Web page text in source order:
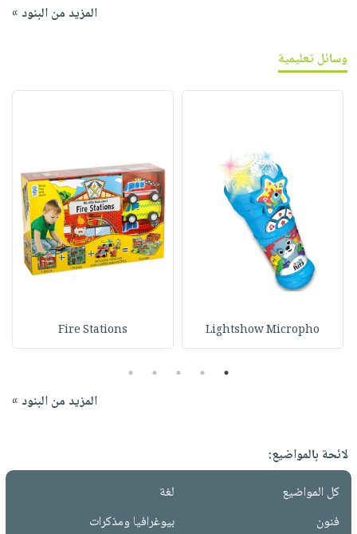
المزيد من البنود »
وسائل تعليمية
Lightshow Micropho
Fire Stations
1
2
3
4
5
المزيد من البنود »
لائحة بالمواضيع:
كل المواضيع
لغة
فنون
بيوغرافيا ومذكرات